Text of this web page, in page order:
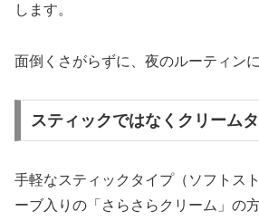
します。
面倒くさがらずに、夜のルーティン
スティックではなくクリーム
手軽なスティックタイプ（ソフトス
ーブ入りの「さらさらクリーム」の